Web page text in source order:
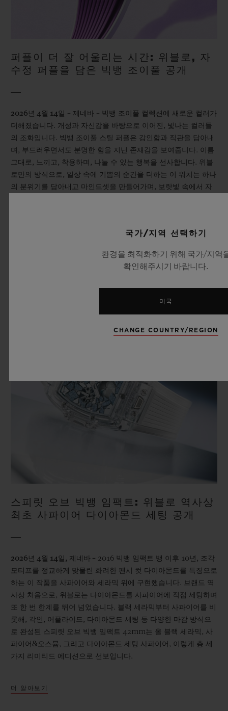
퍼플이 더 잘 어울리는 시간: 위블로, 자
수정 퍼플을 담은 빅뱅 조이풀 공개
2026년 4월 14일 – 제네바 – 빅뱅 조이풀 컬렉션에 새로운 컬러가
더해졌습니다. 개성과 자신감을 바탕으로 이어진, 빛나는 컬러들
의 조화입니다. 빅뱅 조이풀 스틸 퍼플은 강인함과 직관을 담아내
며, 부드러우면서도 분명한 힘을 지닌 존재감을 보여줍니다. 이름
그대로, 느끼고, 착용하며, 나눌 수 있는 행복을 선사합니다. 위블
로만의 방식으로, 일상 속에 기쁨의 순간을 더하는 이 워치는 하나
의 분위기를 담아내고 마인드셋을 만들어가며, 보랏빛 속에서 자
스피릿 오브 빅뱅 임팩트: 위블로 역사상
최초 사파이어 다이아몬드 세팅 공개
2026년 4월 14일, 제네바 – 2016 빅뱅 임팩트 뱅 이후 10년, 조각
모티프를 정교하게 맞물린 화려한 팬시 컷 다이아몬드를 특징으로
하는 이 작품을 사파이어와 세라믹 위에 구현했습니다. 브랜드 역
사상 처음으로, 위블로는 다이아몬드를 사파이어에 직접 세팅하며
또 한 번 한계를 뛰어 넘었습니다. 블랙 세라믹부터 사파이어를 비
롯해, 각인, 어플라이드, 다이아몬드 세팅 등 다양한 마감 방식으
로 완성된 스피릿 오브 빅뱅 임팩트 42mm는 올 블랙 세라믹, 사
파이어&오스뮴, 그리고 다이아몬드 세팅 사파이어, 이렇게 총 세
가지 리미티드 에디션으로 선보입니다.
더 알아보기
국가/지역 선택하기
환경을 최적화하기 위해 국가/지역
확인해주시기 바랍니다.
미국
CHANGE COUNTRY/REGION